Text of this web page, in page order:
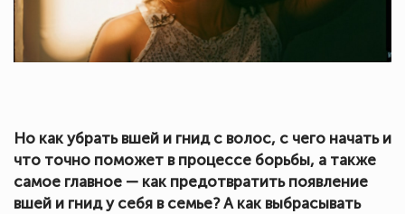
Но как убрать вшей и гнид с волос, с чего начать и
что точно поможет в процессе борьбы, а также
самое главное — как предотвратить появление
вшей и гнид у себя в семье? А как выбрасывать